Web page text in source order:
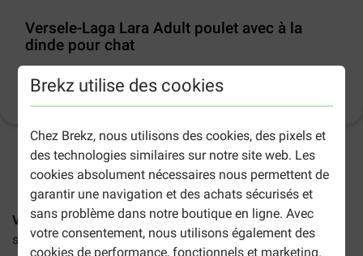
Brekz utilise des cookies
Chez Brekz, nous utilisons des cookies, des pixels et
des technologies similaires sur notre site web. Les
cookies absolument nécessaires nous permettent de
garantir une navigation et des achats sécurisés et
sans problème dans notre boutique en ligne. Avec
votre consentement, nous utilisons également des
cookies de performance, fonctionnels et marketing.
Versele-Laga Lara Adult poulet avec à la
dinde pour chat
17 Informations sur le produit
2-5 jours ouvrables estimés, sauf indication contraire.
Versele-Laga Lara Adult poulet avec à la dinde pour chat
sont de savoureuses croquettes complètes pour les chats